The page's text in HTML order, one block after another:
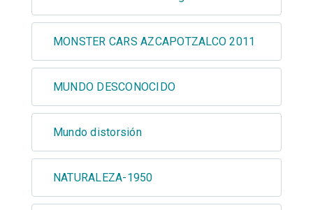
MONSTER CARS AZCAPOTZALCO 2011
MUNDO DESCONOCIDO
Mundo distorsión
NATURALEZA-1950